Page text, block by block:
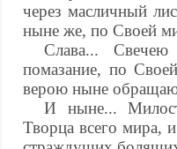
через масличный
ныне же, по Своей
Слава... Свечею
помазание, по
верою ныне
И ныне...
Творца всего мира,